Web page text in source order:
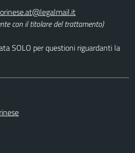
con il titolare del trattamento)
SOLO per questioni riguardanti la